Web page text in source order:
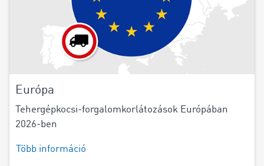
Európa
Tehergépkocsi-forgalomkorlátozások Európában
2026-ben
Több információ